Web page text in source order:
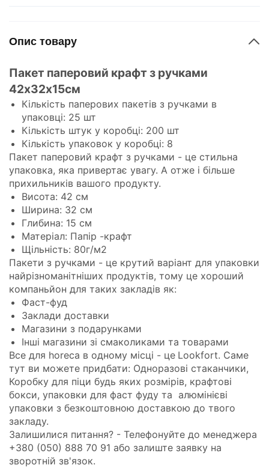
Опис товару
Пакет паперовий крафт з ручками
42х32х15см
Кількість паперових пакетів з ручками в
упаковці: 25 шт
Кількість штук у коробці: 200 шт
Кількість упаковок у коробці: 8
Пакет паперовий крафт з ручками - це стильна
упаковка, яка привертає увагу. А отже і більше
прихильників вашого продукту.
Висота: 42 см
Ширина: 32 см
Глибина: 15 см
Матеріал: Папір -крафт
Щільність: 80г/м2
Пакети з ручками - це крутий варіант для упаковки
найрізноманітніших продуктів, тому це хороший
компаньйон для таких закладів як:
Фаст-фуд
Заклади доставки
Магазини з подарунками
Інші магазини зі смаколиками та товарами
Все для horeca в одному місці - це Lookfort. Саме
тут ви можете придбати: Одноразові стаканчики,
Коробку для піци будь яких розмірів, крафтові
бокси, упаковки для фаст фуду та алюмінієві
упаковки з безкоштовною доставкою до твого
закладу.
Залишилися питання? - Телефонуйте до менеджера
+380 (050) 888 70 91 або залиште заявку на
зворотній зв'язок.